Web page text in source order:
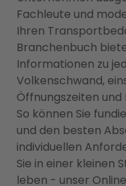
Fachleute und
Ihren
Branchenbuch
Informationen zu
Volkenschwand,
Öffnungszeiten
So können Sie
und den besten
individuellen
Sie in einer kleinen
leben - unser